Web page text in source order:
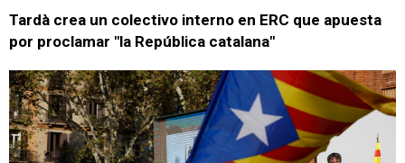
Tardà crea un colectivo interno en ERC que apuesta
por proclamar "la República catalana"